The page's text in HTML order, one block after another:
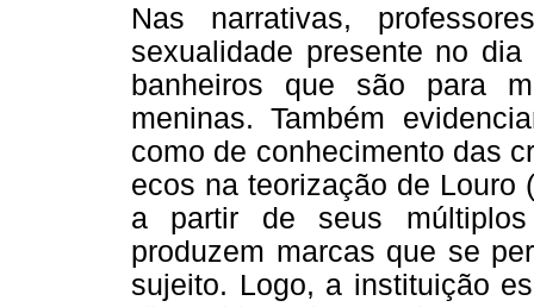
Nas narrativas,
sexualidade presente no
banheiros que são para
meninas. Também
como de conhecimento das
ecos na teorização de Louro
a partir de seus
produzem marcas que se
sujeito. Logo, a instituição